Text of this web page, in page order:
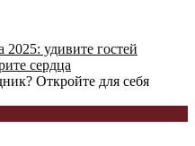
удивите гостей
сердца
Откройте для себя